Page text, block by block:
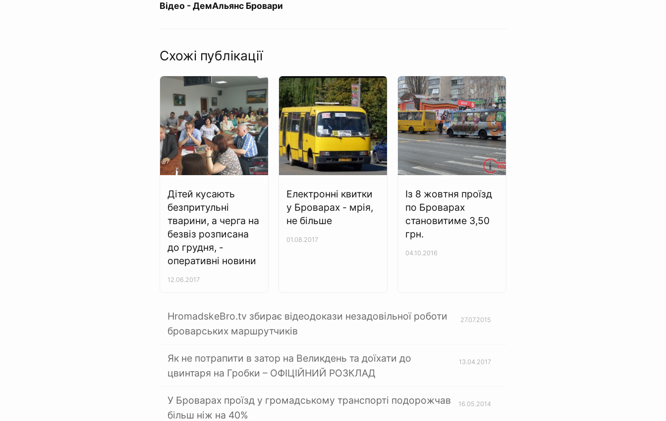
Відео - ДемАльянс Бровари
Схожі публікації
Дітей кусають
безпритульні
тварини, а черга на
безвіз розписана
до грудня, -
оперативні новини
12.06.2017
Електронні квитки
у Броварах - мрія,
не більше
01.08.2017
Із 8 жовтня проїзд
по Броварах
становитиме 3,50
грн.
04.10.2016
HromadskeBro.tv збирає відеодокази незадовільної роботи
броварських маршрутчиків
27.07.2015
Як не потрапити в затор на Великдень та доїхати до
цвинтаря на Гробки – ОФІЦІЙНИЙ РОЗКЛАД
13.04.2017
У Броварах проїзд у громадському транспорті подорожчав
більш ніж на 40%
16.05.2014